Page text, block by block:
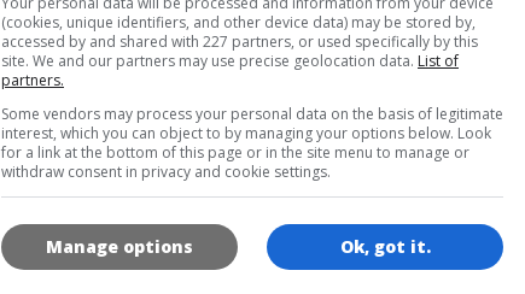
OYUN RESIMLERI
180x180 120x120
(cookies, unique identifiers, and other device data) may be stored by,
accessed by and shared with 227 partners, or used specifically by this
site. We and our partners may use precise geolocation data. List of
partners.
Some vendors may process your personal data on the basis of legitimate
interest, which you can object to by managing your options below. Look
for a link at the bottom of this page or in the site menu to manage or
withdraw consent in privacy and cookie settings.
Ok, got it.
Manage options